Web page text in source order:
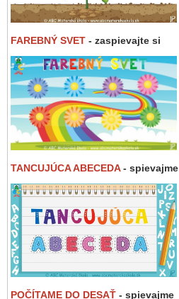
FAREBNÝ SVET - zaspievajte si
TANCUJÚCA ABECEDA- spievajme
POČÍTAME DO DESAŤ - spievajme